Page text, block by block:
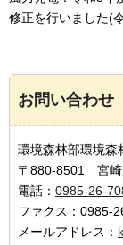
修正を行いました(
お問い合わせ
環境森林部環境森
〒880-8501 宮崎
電話： 0985-26-
ファクス：0985-
メールアドレス：